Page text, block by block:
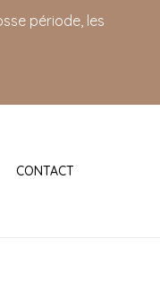
période, les
CONTACT